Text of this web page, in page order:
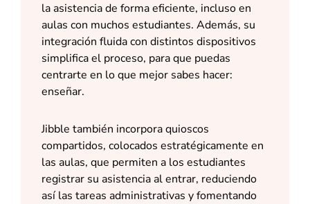
la asistencia de forma eficiente, incluso en
aulas con muchos estudiantes. Además, su
integración fluida con distintos dispositivos
simplifica el proceso, para que puedas
centrarte en lo que mejor sabes hacer:
enseñar.
Jibble también incorpora quioscos
compartidos, colocados estratégicamente en
las aulas, que permiten a los estudiantes
registrar su asistencia al entrar, reduciendo
así las tareas administrativas y fomentando